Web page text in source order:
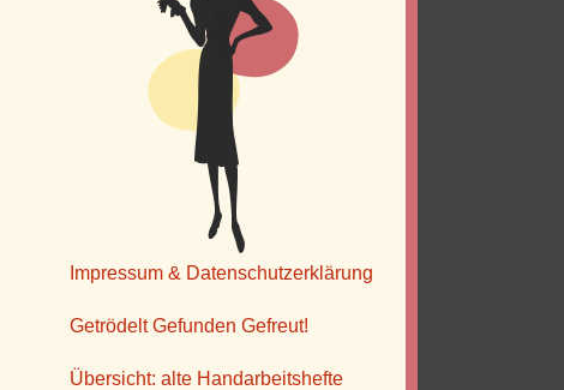
Impressum & Datenschutzerklärung
Getrödelt Gefunden Gefreut!
Übersicht: alte Handarbeitshefte